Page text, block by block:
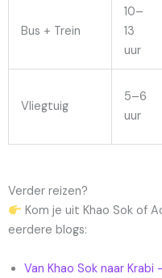
Bus + Trein
10–
13
uur
Vliegtuig
5–6
uur
Verder reizen?
Kom je uit Khao Sok of
eerdere blogs:
Van Khao Sok naar